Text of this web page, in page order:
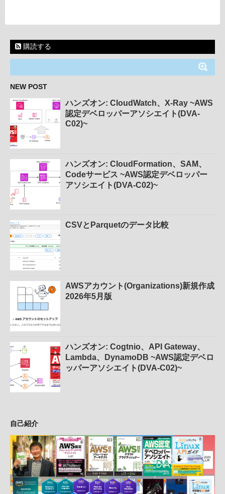
購読する
NEW POST
ハンズオン: CloudWatch、X-Ray ~AWS
認定デベロッパーアソシエイト(DVA-
C02)~
ハンズオン: CloudFormation、SAM、
Codeサービス ~AWS認定デベロッパー
アソシエイト(DVA-C02)~
CSVとParquetのデータ比較
AWSアカウント(Organizations)新規作成
2026年5月版
ハンズオン: Cogtnio、API Gateway、
Lambda、DynamoDB ~AWS認定デベロ
ッパーアソシエイト(DVA-C02)~
自己紹介